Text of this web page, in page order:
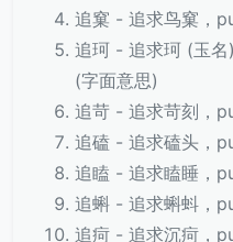
追窠 - 追求鸟窠，
追珂 - 追求珂 (玉
(字面意思)
追苛 - 追求苛刻，
追磕 - 追求磕头，
追瞌 - 追求瞌睡，
追蝌 - 追求蝌蚪，
追疴 - 追求沉疴，